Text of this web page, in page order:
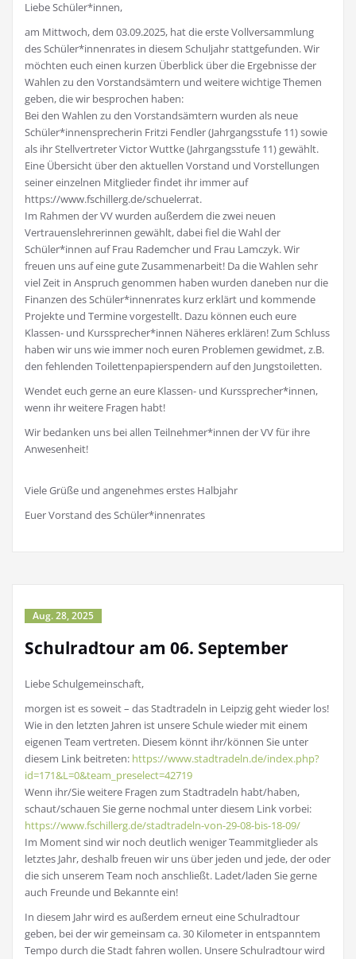
Liebe Schüler*innen,
am Mittwoch, dem 03.09.2025, hat die erste Vollversammlung
des Schüler*innenrates in diesem Schuljahr stattgefunden. Wir
möchten euch einen kurzen Überblick über die Ergebnisse der
Wahlen zu den Vorstandsämtern und weitere wichtige Themen
geben, die wir besprochen haben:
Bei den Wahlen zu den Vorstandsämtern wurden als neue
Schüler*innensprecherin Fritzi Fendler (Jahrgangsstufe 11) sowie
als ihr Stellvertreter Victor Wuttke (Jahrgangsstufe 11) gewählt.
Eine Übersicht über den aktuellen Vorstand und Vorstellungen
seiner einzelnen Mitglieder findet ihr immer auf
https://www.fschillerg.de/schuelerrat.
Im Rahmen der VV wurden außerdem die zwei neuen
Vertrauenslehrerinnen gewählt, dabei fiel die Wahl der
Schüler*innen auf Frau Rademcher und Frau Lamczyk. Wir
freuen uns auf eine gute Zusammenarbeit! Da die Wahlen sehr
viel Zeit in Anspruch genommen haben wurden daneben nur die
Finanzen des Schüler*innenrates kurz erklärt und kommende
Projekte und Termine vorgestellt. Dazu können euch eure
Klassen- und Kurssprecher*innen Näheres erklären! Zum Schluss
haben wir uns wie immer noch euren Problemen gewidmet, z.B.
den fehlenden Toilettenpapierspendern auf den Jungstoiletten.
Wendet euch gerne an eure Klassen- und Kurssprecher*innen,
wenn ihr weitere Fragen habt!
Wir bedanken uns bei allen Teilnehmer*innen der VV für ihre
Anwesenheit!
Viele Grüße und angenehmes erstes Halbjahr
Euer Vorstand des Schüler*innenrates
Aug. 28, 2025
Schulradtour am 06. September
Liebe Schulgemeinschaft,
morgen ist es soweit – das Stadtradeln in Leipzig geht wieder los!
Wie in den letzten Jahren ist unsere Schule wieder mit einem
eigenen Team vertreten. Diesem könnt ihr/können Sie unter
diesem Link beitreten: https://www.stadtradeln.de/index.php?
id=171&L=0&team_preselect=42719
Wenn ihr/Sie weitere Fragen zum Stadtradeln habt/haben,
schaut/schauen Sie gerne nochmal unter diesem Link vorbei:
https://www.fschillerg.de/stadtradeln-von-29-08-bis-18-09/
Im Moment sind wir noch deutlich weniger Teammitglieder als
letztes Jahr, deshalb freuen wir uns über jeden und jede, der oder
die sich unserem Team noch anschließt. Ladet/laden Sie gerne
auch Freunde und Bekannte ein!
In diesem Jahr wird es außerdem erneut eine Schulradtour
geben, bei der wir gemeinsam ca. 30 Kilometer in entspanntem
Tempo durch die Stadt fahren wollen. Unsere Schulradtour wird